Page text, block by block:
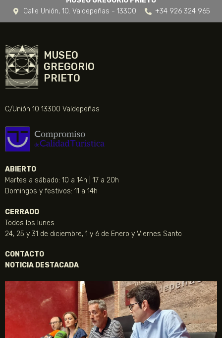
Calle Unión, 10. Valdepeñas - 13300
+34 926 324 965
MUSEO
GREGORIO
PRIETO
C/Unión 10 13300 Valdepeñas
ABIERTO
Martes a sábado: 10 a 14h | 17 a 20h
Domingos y festivos: 11 a 14h
CERRADO
Todos los lunes
24, 25 y 31 de diciembre, 1 y 6 de Enero y Viernes Santo
CONTACTO
NOTICIA DESTACADA